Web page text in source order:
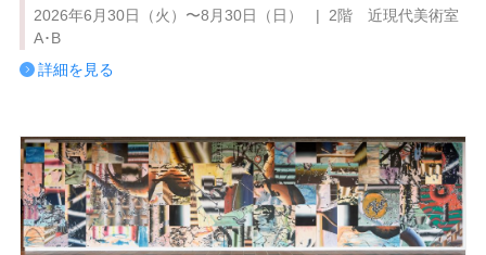
2026年6月30日（火）〜8月30日（日） | 2階 近現代美術室
A･B
詳細を見る